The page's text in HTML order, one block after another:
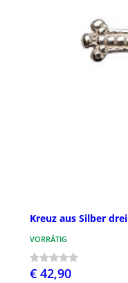
Kreuz aus Silber
VORRÄTIG
€ 42,90